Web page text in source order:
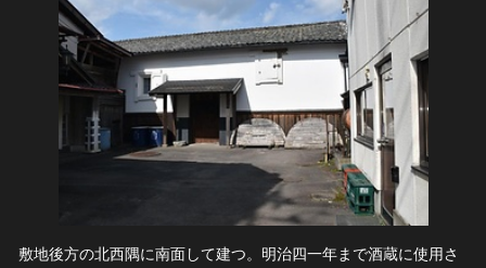
敷地後方の北西隅に南面して建つ。明治四一年まで酒蔵に使用さ